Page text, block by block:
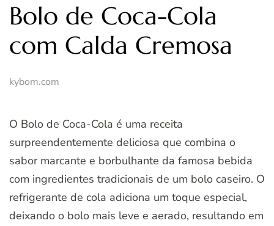
Bolo de Coca-Cola
com Calda Cremosa
kybom.com
O Bolo de Coca-Cola é uma receita
surpreendentemente deliciosa que combina o
sabor marcante e borbulhante da famosa bebida
com ingredientes tradicionais de um bolo caseiro. O
refrigerante de cola adiciona um toque especial,
deixando o bolo mais leve e aerado, resultando em